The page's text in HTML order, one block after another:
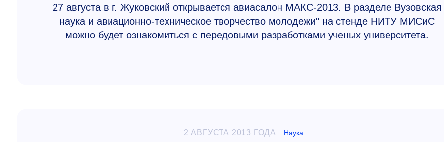
27 августа в г. Жуковский открывается авиасалон МАКС-2013. В разделе Вузовская
наука и авиационно-техническое творчество молодежи" на стенде НИТУ МИСиС
можно будет ознакомиться с передовыми разработками ученых университета.
2 АВГУСТА 2013 ГОДА Наука